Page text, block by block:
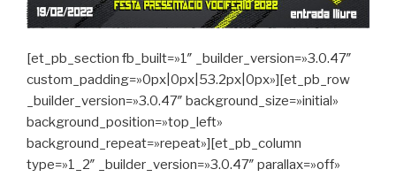
[et_pb_section fb_built=»1″ _builder_version=»3.0.47″
custom_padding=»0px|0px|53.2px|0px»][et_pb_row
_builder_version=»3.0.47″ background_size=»initial»
background_position=»top_left»
background_repeat=»repeat»][et_pb_column
type=»1_2″ _builder_version=»3.0.47″ parallax=»off»